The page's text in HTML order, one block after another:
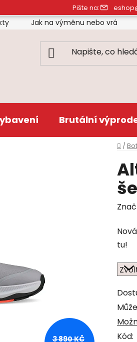
Pište na:
Jak na výměnu nebo vrácení
Brutální
/
tu!
Kód:
3 890 KČ